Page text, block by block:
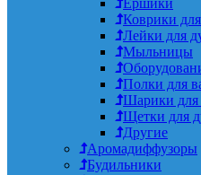
Коврики
Лейки для
Мыльницы
Полки для
Шарики для
Щетки для
Другие
Аромадиффузоры
Будильники